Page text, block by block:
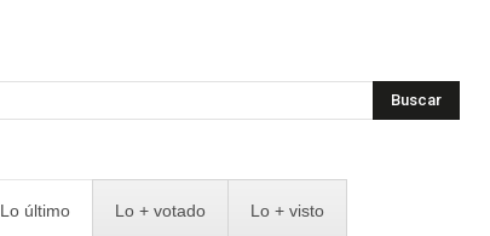
Buscar
Lo último Lo + votado Lo + visto